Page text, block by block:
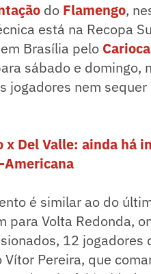
do Flamengo,
está na Recopa
Brasília pelo Carioca
sábado e domingo,
jogadores nem
x Del Valle: ainda há
Americana
é similar ao do
para Volta Redonda,
12 jogadores
Vítor Pereira, que